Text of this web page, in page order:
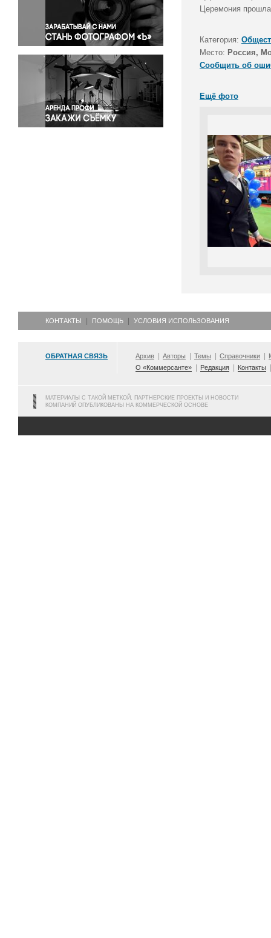
Правосудие
Происшествия и конфликты
Религия
Светская жизнь
Спорт
Экология
Экономика и бизнес
Церемония
Категория:
Место: Россия,
Сообщить об
Ещё фото
КОНТАКТЫ ПОМОЩЬ УСЛОВИЯ ИСПОЛЬЗОВАНИЯ
ОБРАТНАЯ СВЯЗЬ Архив Авторы Темы Справочники
О «Коммерсанте»
Редакция Контакты
МАТЕРИАЛЫ С ТАКОЙ МЕТКОЙ, ПАРТНЕРСКИЕ ПРОЕКТЫ И НОВОСТИ
КОМПАНИЙ ОПУБЛИКОВАНЫ НА КОММЕРЧЕСКОЙ ОСНОВЕ